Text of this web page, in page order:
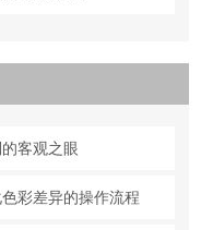
客观之眼
彩差异的操作流程​